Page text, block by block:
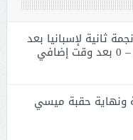
مونديال 2026: نجمة ثانية لإسبانيا بعد
ونهاية حقبة ميسي